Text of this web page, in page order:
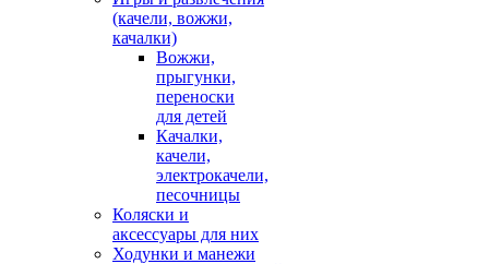
(качели, вожжи,
качалки)
Вожжи,
прыгунки,
переноски
для детей
Качалки,
качели,
электрокачели,
песочницы
Коляски и
аксессуары для них
Ходунки и манежи